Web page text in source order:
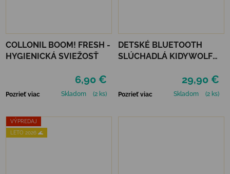
COLLONIL BOOM! FRESH -
HYGIENICKÁ SVIEŽOSŤ
6,90 €
Pozrieť viac Skladom (2 ks)
DETSKÉ BLUETOOTH
SLÚCHADLÁ KIDYWOLF
29,90 €
Pozrieť viac Skladom (2 ks)
VÝPREDAJ
LETO 2026 🌊